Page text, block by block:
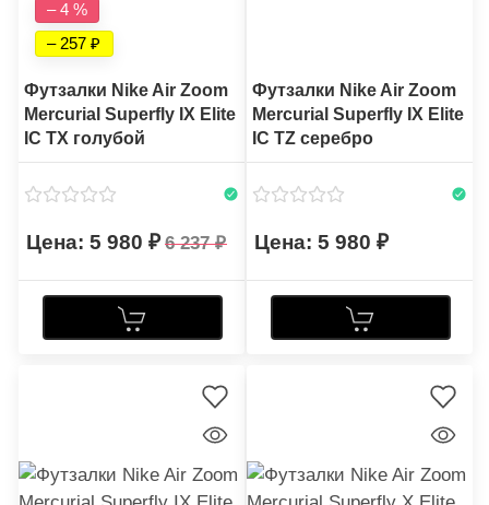
– 4 %
– 257
Футзалки Nike Air Zoom
Mercurial Superfly IX Elite
IC TX голубой
5 980 6 237
Футзалки Nike Air Zoom
Mercurial Superfly IX Elite
IC TZ серебро
5 980